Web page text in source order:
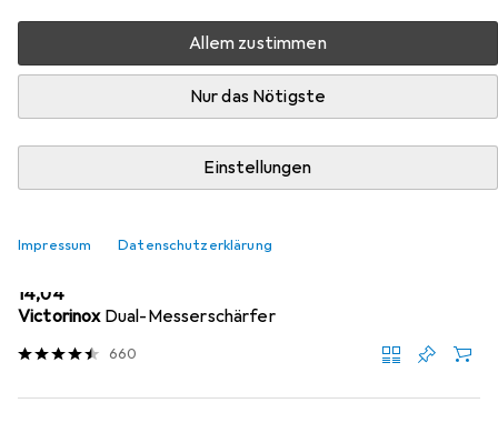
Allem zustimmen
Nur das Nötigste
Einstellungen
Impressum Datenschutzerklärung
Messerschärfer
EUR
14,04
Victorinox Dual-Messerschärfer
660